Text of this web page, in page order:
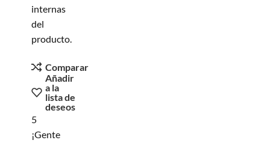
internas
del
producto.
Comparar
Añadir
a la
lista de
deseos
5
¡Gente